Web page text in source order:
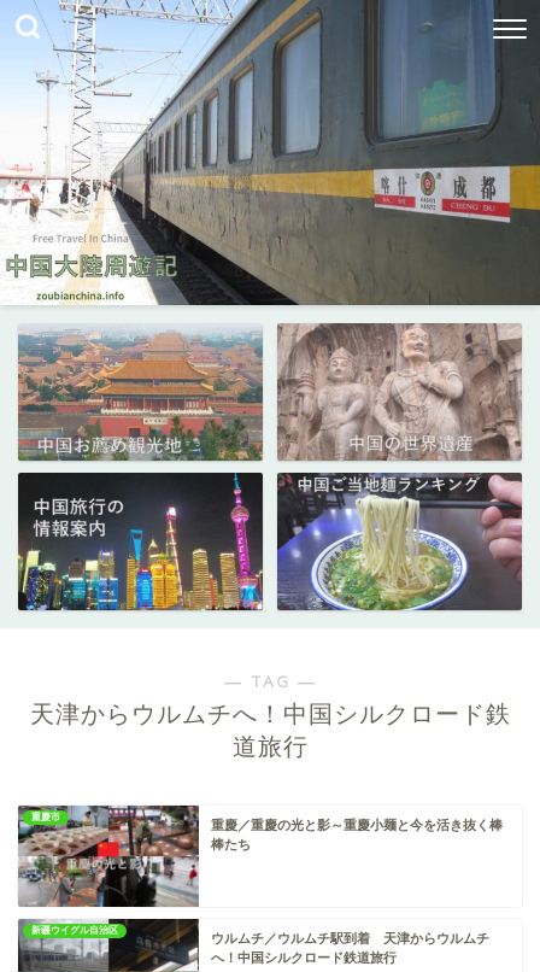
― TAG ―
天津からウルムチへ！中国シルクロード鉄
道旅行
重慶市
重慶／重慶の光と影～重慶小麺と今を活き抜く棒
棒たち
新疆ウイグル自治区
ウルムチ／ウルムチ駅到着 天津からウルムチ
へ！中国シルクロード鉄道旅行